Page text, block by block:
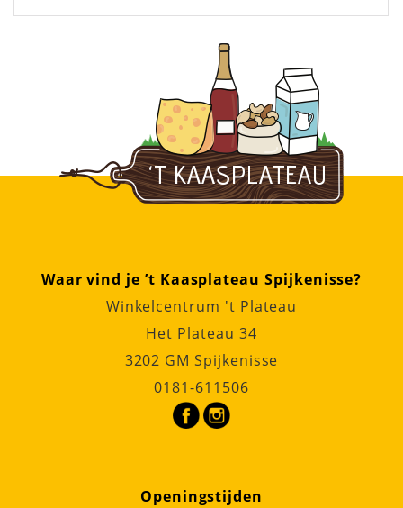
Waar vind je ’t Kaasplateau Spijkenisse?
Winkelcentrum 't Plateau
Het Plateau 34
3202 GM Spijkenisse
0181-611506
Openingstijden